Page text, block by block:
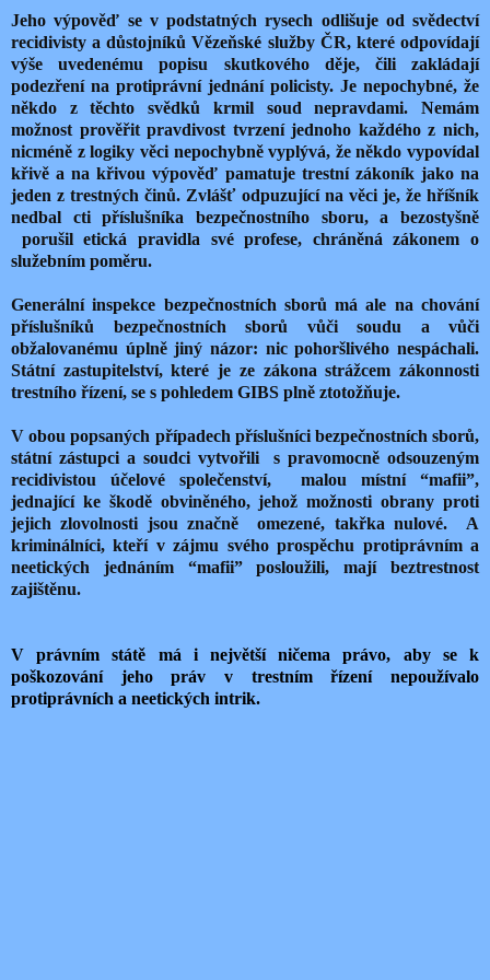
Jeho výpověď se v podstatných rysech odlišuje od svědectví
recidivisty a důstojníků Vězeňské služby ČR, které odpovídají
výše uvedenému popisu skutkového děje, čili zakládají
podezření na protiprávní jednání policisty. Je nepochybné, že
někdo z těchto svědků krmil soud nepravdami. Nemám
možnost prověřit pravdivost tvrzení jednoho každého z nich,
nicméně z logiky věci nepochybně vyplývá, že někdo vypovídal
křivě a na křivou výpověď pamatuje trestní zákoník jako na
jeden z trestných činů. Zvlášť odpuzující na věci je, že hříšník
nedbal cti příslušníka bezpečnostního sboru, a bezostyšně
porušil etická pravidla své profese, chráněná zákonem o
služebním poměru.
Generální inspekce bezpečnostních sborů má ale na chování
příslušníků bezpečnostních sborů vůči soudu a vůči
obžalovanému úplně jiný názor: nic pohoršlivého nespáchali.
Státní zastupitelství, které je ze zákona strážcem zákonnosti
trestního řízení, se s pohledem GIBS plně ztotožňuje.
V obou popsaných případech příslušníci bezpečnostních sborů,
státní zástupci a soudci vytvořili s pravomocně odsouzeným
recidivistou účelové společenství, malou místní “mafii”,
jednající ke škodě obviněného, jehož možnosti obrany proti
jejich zlovolnosti jsou značně omezené, takřka nulové. A
kriminálníci, kteří v zájmu svého prospěchu protiprávním a
neetických jednáním “mafii” posloužili, mají beztrestnost
zajištěnu.
V právním státě má i největší ničema právo, aby se k
poškozování jeho práv v trestním řízení nepoužívalo
protiprávních a neetických intrik.